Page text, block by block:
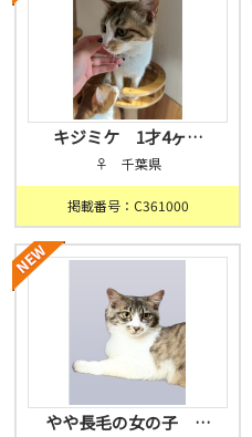
キジミケ 1才4ヶ…
♀ 千葉県
掲載番号：C361000
やや長毛の女の子 …